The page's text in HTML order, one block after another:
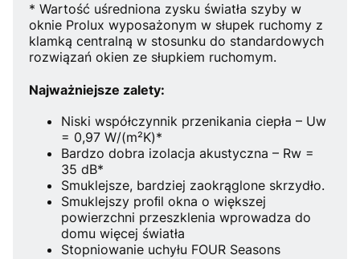
* Wartość uśredniona zysku światła szyby w
oknie Prolux wyposażonym w słupek ruchomy z
klamką centralną w stosunku do standardowych
rozwiązań okien ze słupkiem ruchomym.
Najważniejsze zalety:
Niski współczynnik przenikania ciepła – Uw
= 0,97 W/(m²K)*
Bardzo dobra izolacja akustyczna – Rw =
35 dB*
Smuklejsze, bardziej zaokrąglone skrzydło.
Smuklejszy proﬁl okna o większej
powierzchni przeszklenia wprowadza do
domu więcej światła
Stopniowanie uchyłu FOUR Seasons